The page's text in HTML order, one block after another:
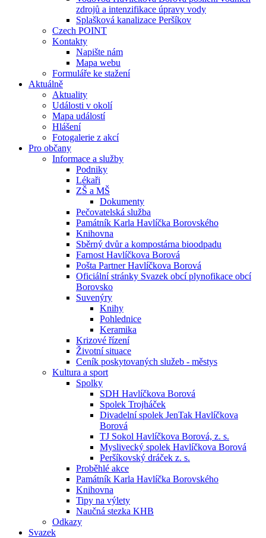
zdrojů a intenzifikace úpravy vody
Splašková kanalizace Peršíkov
Czech POINT
Kontakty
Napište nám
Mapa webu
Formuláře ke stažení
Aktuálně
Aktuality
Události v okolí
Mapa událostí
Hlášení
Fotogalerie z akcí
Pro občany
Informace a služby
Podniky
Lékaři
ZŠ a MŠ
Dokumenty
Pečovatelská služba
Památník Karla Havlíčka Borovského
Knihovna
Sběrný dvůr a kompostárna bioodpadu
Farnost Havlíčkova Borová
Pošta Partner Havlíčkova Borová
Oficiální stránky Svazek obcí plynofikace obcí
Borovsko
Suvenýry
Knihy
Pohlednice
Keramika
Krizové řízení
Životní situace
Ceník poskytovaných služeb - městys
Kultura a sport
Spolky
SDH Havlíčkova Borová
Spolek Trojháček
Divadelní spolek JenTak Havlíčkova
Borová
TJ Sokol Havlíčkova Borová, z. s.
Myslivecký spolek Havlíčkova Borová
Peršíkovský dráček z. s.
Proběhlé akce
Památník Karla Havlíčka Borovského
Knihovna
Tipy na výlety
Naučná stezka KHB
Odkazy
Svazek